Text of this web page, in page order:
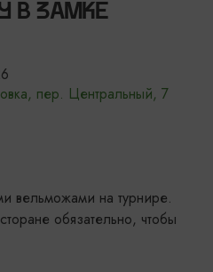
В ЗАМКЕ
пер. Центральный, 7
вельможами на турнире.
обязательно, чтобы